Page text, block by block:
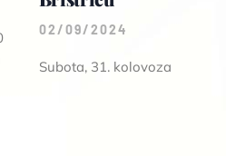
02/09/2024
Subota, 31. kolovoza